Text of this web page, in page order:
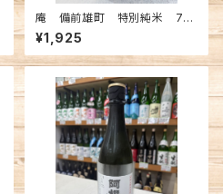
庵 備前雄町 特別純米 72
0ml
¥1,925